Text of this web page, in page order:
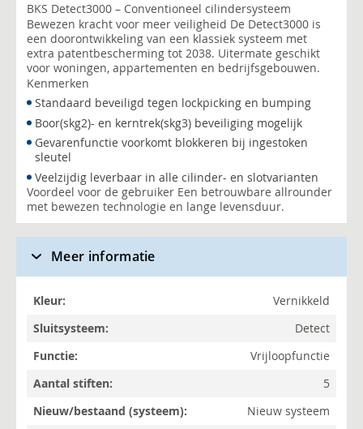
BKS Detect3000 – Conventioneel cilindersysteem
Bewezen kracht voor meer veiligheid De Detect3000 is
een doorontwikkeling van een klassiek systeem met
extra patentbescherming tot 2038. Uitermate geschikt
voor woningen, appartementen en bedrijfsgebouwen.
Kenmerken
Standaard beveiligd tegen lockpicking en bumping
Boor(skg2)- en kerntrek(skg3) beveiliging mogelijk
Gevarenfunctie voorkomt blokkeren bij ingestoken
sleutel
Veelzijdig leverbaar in alle cilinder- en slotvarianten
Voordeel voor de gebruiker Een betrouwbare allrounder
met bewezen technologie en lange levensduur.
Meer informatie
Meer
informatie
Vernikkeld
Detect
Vrijloopfunctie
5
Nieuw systeem